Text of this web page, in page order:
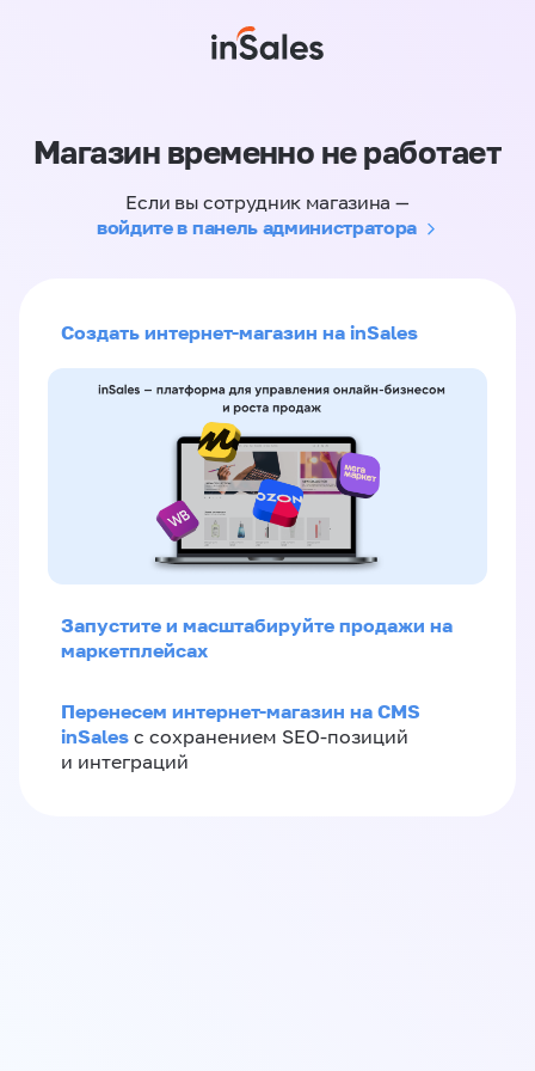
Магазин временно не работает
Если вы сотрудник магазина —
войдите в панель администратора
Создать интернет-магазин на inSales
Запустите и масштабируйте продажи на
маркетплейсах
Перенесем интернет-магазин на CMS
inSales с сохранением SEO-позиций
и интеграций